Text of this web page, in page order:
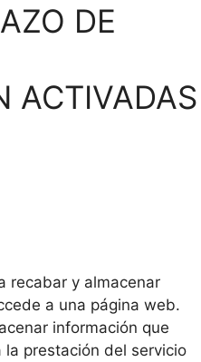
DE
ACTIVADAS
recabar y almacenar
a una página web.
información que
la prestación del servicio